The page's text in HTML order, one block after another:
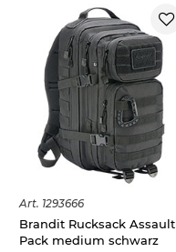
Art. 1293666
Brandit Rucksack Assault
Pack medium schwarz